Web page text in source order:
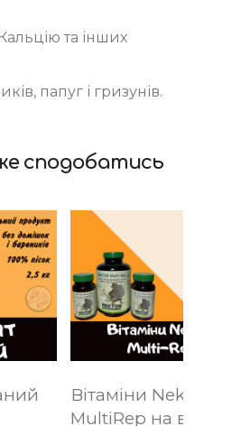
та інших
папуг і гризунів.
сподобатись
Вітаміни Nekton
MultiRep на вагу